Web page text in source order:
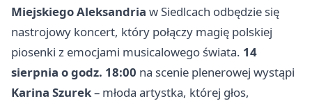
Miejskiego Aleksandria w Siedlcach odbędzie się
nastrojowy koncert, który połączy magię polskiej
piosenki z emocjami musicalowego świata. 14
sierpnia o godz. 18:00 na scenie plenerowej wystąpi
Karina Szurek– młoda artystka, której głos,